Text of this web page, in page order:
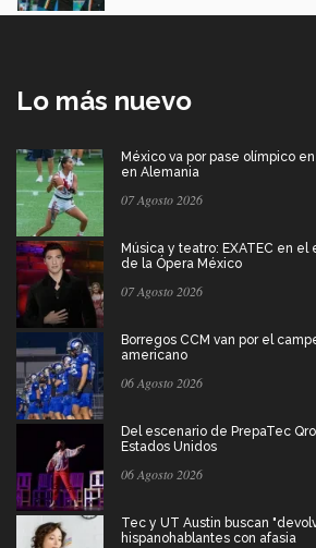
Lo más nuevo
México va por pase olímpico
en Alemania
07 Agosto 2026
Música y teatro: EXATEC en
de la Ópera México
07 Agosto 2026
Borregos CCM van por el
americano
06 Agosto 2026
Del escenario de PrepaTec
Estados Unidos
06 Agosto 2026
Tec y UT Austin buscan
hispanohablantes con afasia